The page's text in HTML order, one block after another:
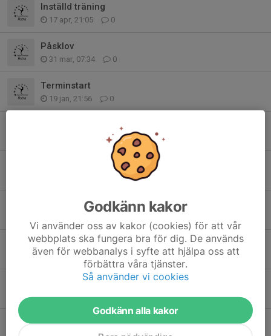
Inställd träning
17 apr, 21:05 0
Påsklov
31 mar, 07:34 0
Terminstart
19 jan, 21:56 0
Höstlov - ingen gymnastik 1 nov pumorna kl 10-11
0
Sista träningen för terminen på lördag!
Inställd träning
29 apr 2025 0
15 apr 2025 0
Inställd gymnastikträning – klubbtävling lö 15 mars
Godkänn kakor
Vi använder oss av kakor (cookies) för att vår
webbplats ska fungera bra för dig. De används
även för webbanalys i syfte att hjälpa oss att
förbättra våra tjänster.
Så använder vi cookies
Godkänn alla kakor